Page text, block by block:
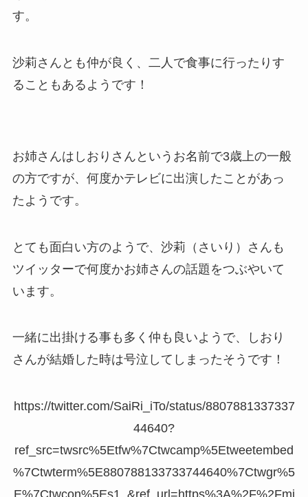
す。
沙莉さんとも仲が良く、二人で食事に行ったりす
ることもあるようです！
お姉さんはしおりさんというお名前で3歳上の一般
の方ですが、何度かテレビに出演したことがあっ
たようです。
とても面白い方のようで、沙莉（さいり）さんも
ツイッターで何度かお姉さんの話題をつぶやいて
います。
一緒に出掛ける事も多く仲も良いようで、しおり
さんが結婚した時は号泣してしまったそうです！
https://twitter.com/SaiRi_iTo/status/8807881337337
44640?
ref_src=twsrc%5Etfw%7Ctwcamp%5Etweetembed
%7Ctwterm%5E880788133733744640%7Ctwgr%5